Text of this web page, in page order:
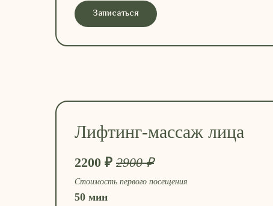
Записаться
Лифтинг-массаж лица
2200 ₽ 2900 ₽
Стоимость первого посещения
50 мин